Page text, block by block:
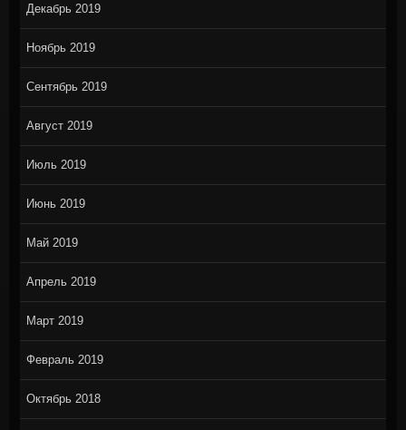
Декабрь 2019
Ноябрь 2019
Сентябрь 2019
Август 2019
Июль 2019
Июнь 2019
Май 2019
Апрель 2019
Март 2019
Февраль 2019
Октябрь 2018